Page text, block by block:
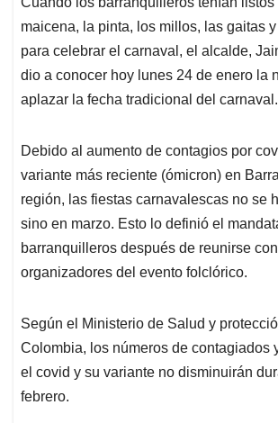
s
A
p
p
b
o
o
k
e
d
I
n
l
a
d
s
maicena, la pinta, los millos, las gaitas
para celebrar el carnaval, el alcalde,
dio a conocer hoy lunes 24 de enero la
aplazar la fecha tradicional del carnaval.
Debido al aumento de contagios por
variante más reciente (ómicron) en
región, las fiestas carnavalescas no se
sino en marzo. Esto lo definió el
barranquilleros después de reunirse
organizadores del evento folclórico.
Según el Ministerio de Salud y
Colombia, los números de contagiados
el covid y su variante no disminuirán
febrero.